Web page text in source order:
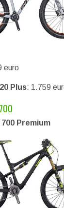
euro
Plus: 1.759
Premium